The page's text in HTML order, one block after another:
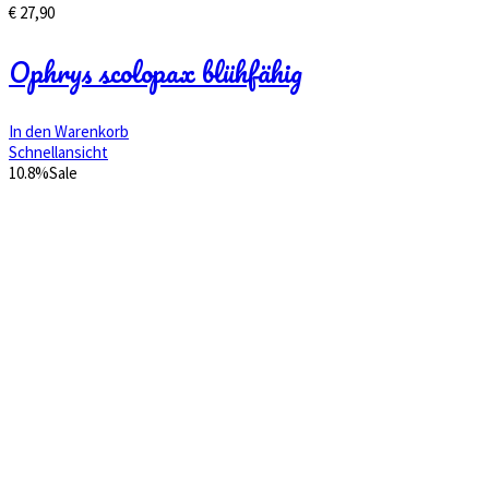
€ 27,90
Ophrys scolopax blühfähig
In den Warenkorb
Schnellansicht
10.8%Sale